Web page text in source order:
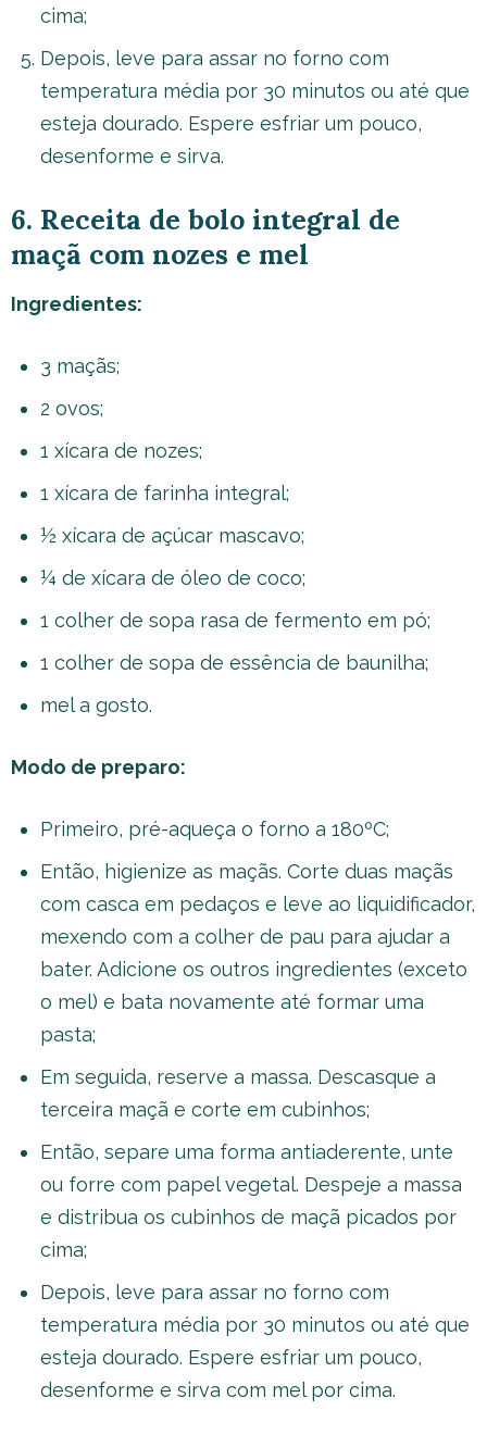
cima;
Depois, leve para assar no forno com
temperatura média por 30 minutos ou até que
esteja dourado. Espere esfriar um pouco,
desenforme e sirva.
6. Receita de bolo integral de
maçã com nozes e mel
Ingredientes:
3 maçãs;
2 ovos;
1 xícara de nozes;
1 xícara de farinha integral;
½ xícara de açúcar mascavo;
¼ de xícara de óleo de coco;
1 colher de sopa rasa de fermento em pó;
1 colher de sopa de essência de baunilha;
mel a gosto.
Modo de preparo:
Primeiro, pré-aqueça o forno a 180ºC;
Então, higienize as maçãs. Corte duas maçãs
com casca em pedaços e leve ao liquidificador,
mexendo com a colher de pau para ajudar a
bater. Adicione os outros ingredientes (exceto
o mel) e bata novamente até formar uma
pasta;
Em seguida, reserve a massa. Descasque a
terceira maçã e corte em cubinhos;
Então, separe uma forma antiaderente, unte
ou forre com papel vegetal. Despeje a massa
e distribua os cubinhos de maçã picados por
cima;
Depois, leve para assar no forno com
temperatura média por 30 minutos ou até que
esteja dourado. Espere esfriar um pouco,
desenforme e sirva com mel por cima.